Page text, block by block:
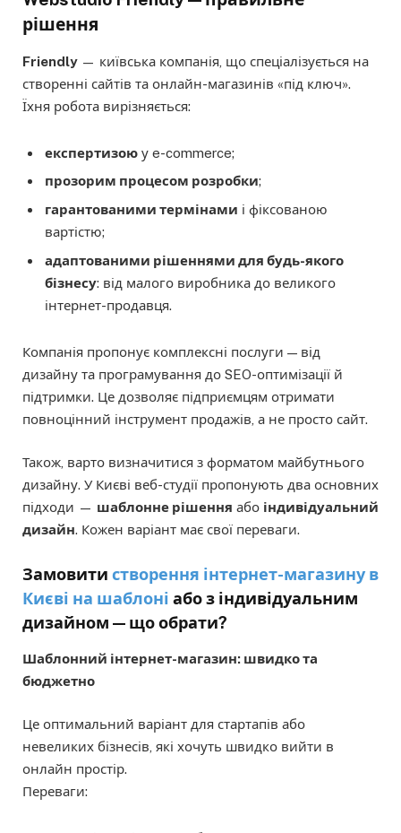
рішення
Friendly— київська компанія, що спеціалізується на
створенні сайтів та онлайн-магазинів «під ключ».
Їхня робота вирізняється:
експертизою у e-commerce;
прозорим процесом розробки;
гарантованими термінами і фіксованою
вартістю;
адаптованими рішеннями для будь-якого
бізнесу: від малого виробника до великого
інтернет-продавця.
Компанія пропонує комплексні послуги — від
дизайну та програмування до SEO-оптимізації й
підтримки. Це дозволяє підприємцям отримати
повноцінний інструмент продажів, а не просто сайт.
Також, варто визначитися з форматом майбутнього
дизайну. У Києві веб-студії пропонують два основних
підходи — шаблонне рішення або індивідуальний
дизайн. Кожен варіант має свої переваги.
Замовити створення інтернет-магазину в
Києві на шаблоні або з індивідуальним
дизайном — що обрати?
Шаблонний інтернет-магазин: швидко та
бюджетно
Це оптимальний варіант для стартапів або
невеликих бізнесів, які хочуть швидко вийти в
онлайн простір.
Переваги: